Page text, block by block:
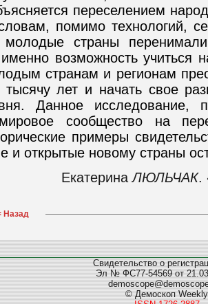
переселением
помимо технологий,
молодые страны
возможность учиться
странам и регионам
тысячу лет и начать свое
Данное исследование,
мировое сообщество на
примеры
и открытые новому страны
ЕкатеринаЛЮЛЬЧАК.
Назад
Свидетельство о
Эл № ФС77-54569 от
© Демоскоп Weekly